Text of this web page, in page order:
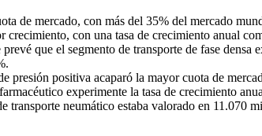
de mercado, con más del 35% del mercado
crecimiento, con una tasa de crecimiento anual
que el segmento de transporte de fase densa
presión positiva acaparó la mayor cuota de
experimente la tasa de crecimiento
transporte neumático estaba valorado en 11.070